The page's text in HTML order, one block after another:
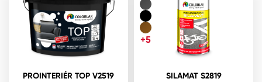
PROINTERIÉR TOP V2519 SILAMAT S2819
+5